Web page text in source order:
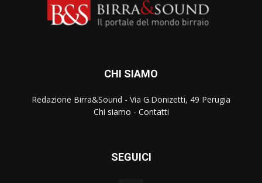
CHI SIAMO
Redazione Birra&Sound - Via G.Donizetti, 49 Perugia
Chi siamo - Contatti
SEGUICI